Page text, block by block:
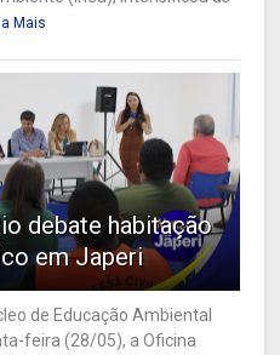
Mais
debate habitação
em Japeri
de Educação Ambiental
feira (28/05), a Oficina